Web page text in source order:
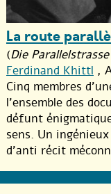
La route
(Die Parallelstrasse
Ferdinand Khittl ,
Cinq membres
l’ensemble des
défunt
sens. Un
d’anti récit